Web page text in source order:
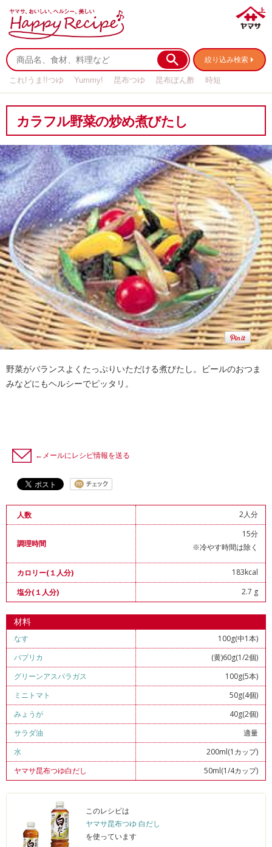
絞り込み検索
これ!うま!!つゆ Yummy! 昆布つゆ 昆布ぽん酢
時短
カラフル野菜の炒め煮びたし
野菜がバランスよくたっぷりいただける煮びたし。ビールのおつま
みなどにもヘルシーでピッタリ。
←メールにレシピ情報を送る
人数 2人分
調理時間
15分
※冷やす時間は除く
カロリー(１人分)
183kcal
塩分(１人分)
2.7 g
材料
なす
100g(中1本)
パプリカ
(黄)60g(1/2個)
グリーンアスパラガス
100g(5本)
ミニトマト
50g(4個)
みょうが
40g(2個)
サラダ油
適量
水
200ml(1カップ)
ヤマサ昆布つゆ白だし
50ml(1/4カップ)
このレシピは
ヤマサ昆布つゆ 白だし
を使っています